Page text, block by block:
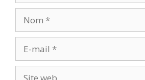
mail